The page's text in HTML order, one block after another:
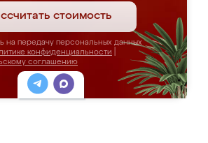
стоимость
на передачу персональных данных
конфиденциальности
соглашению